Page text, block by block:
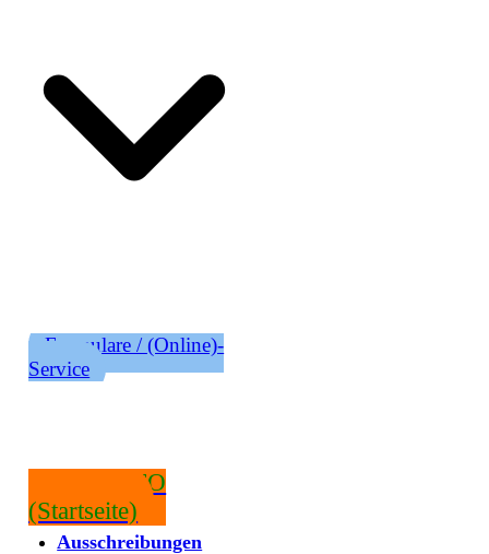
Formulare / (Online)-
Service
RATSINFO
(Startseite)
Ausschreibungen